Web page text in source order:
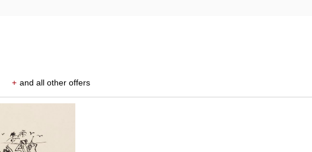
+ and all other offers